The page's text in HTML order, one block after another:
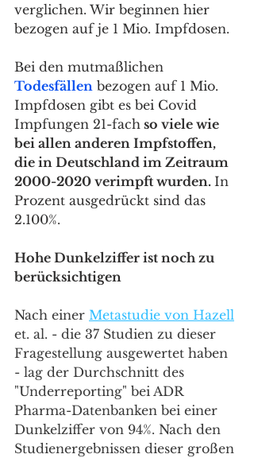
verglichen. Wir beginnen hier
bezogen auf je 1 Mio. Impfdosen.
Bei den mutmaßlichen
Todesfällen bezogen auf 1 Mio.
Impfdosen gibt es bei Covid
Impfungen 21-fach so viele wie
bei allen anderen Impfstoffen,
die in Deutschland im Zeitraum
2000-2020 verimpft wurden. In
Prozent ausgedrückt sind das
2.100%.
Hohe Dunkelziffer ist noch zu
berücksichtigen
Nach einer Metastudie von Hazell
et. al. - die 37 Studien zu dieser
Fragestellung ausgewertet haben
- lag der Durchschnitt des
"Underreporting" bei ADR
Pharma-Datenbanken bei einer
Dunkelziffer von 94%. Nach den
Studienergebnissen dieser großen